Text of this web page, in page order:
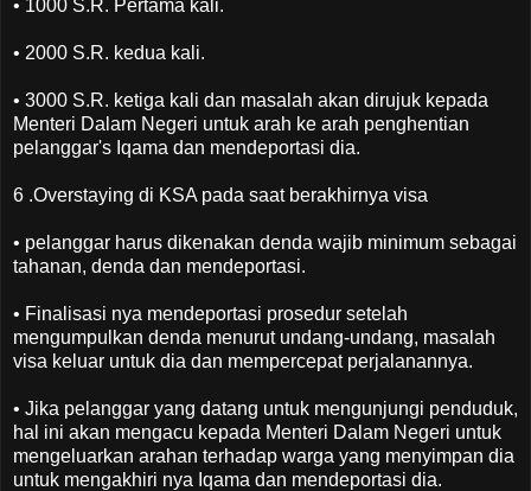
• 1000 S.R. Pertama kali.
• 2000 S.R. kedua kali.
• 3000 S.R. ketiga kali dan masalah akan dirujuk kepada
Menteri Dalam Negeri untuk arah ke arah penghentian
pelanggar's Iqama dan mendeportasi dia.
6 .Overstaying di KSA pada saat berakhirnya visa
• pelanggar harus dikenakan denda wajib minimum sebagai
tahanan, denda dan mendeportasi.
• Finalisasi nya mendeportasi prosedur setelah
mengumpulkan denda menurut undang-undang, masalah
visa keluar untuk dia dan mempercepat perjalanannya.
• Jika pelanggar yang datang untuk mengunjungi penduduk,
hal ini akan mengacu kepada Menteri Dalam Negeri untuk
mengeluarkan arahan terhadap warga yang menyimpan dia
untuk mengakhiri nya Iqama dan mendeportasi dia.